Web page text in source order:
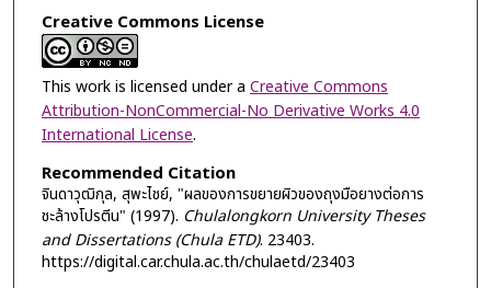
Creative Commons License
This work is licensed under a Creative Commons
Attribution-NonCommercial-No Derivative Works 4.0
International License.
Recommended Citation
จินดาวุฒิกุล, สุพะไชย์, "ผลของการขยายผิวของถุงมือยางต่อการ
ชะล้างโปรตีน" (1997). Chulalongkorn University Theses
and Dissertations (Chula ETD). 23403.
https://digital.car.chula.ac.th/chulaetd/23403